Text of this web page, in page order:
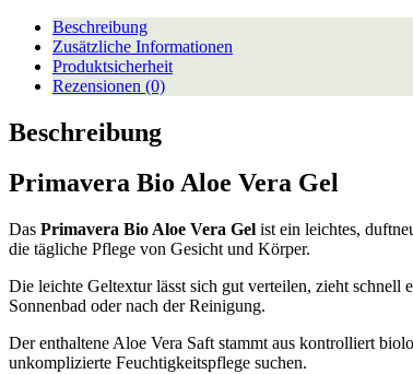
Beschreibung
Zusätzliche Informationen
Produktsicherheit
Rezensionen (0)
Beschreibung
Primavera Bio Aloe Vera Gel
Das Primavera Bio Aloe Vera Gel ist ein leichtes,
die tägliche Pflege von Gesicht und Körper.
Die leichte Geltextur lässt sich gut verteilen, zieht
Sonnenbad oder nach der Reinigung.
Der enthaltene Aloe Vera Saft stammt aus kontrolliert
unkomplizierte Feuchtigkeitspflege suchen.